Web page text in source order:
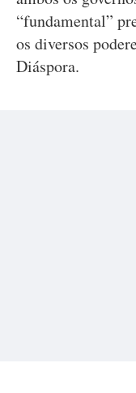
“fundamental”
os diversos
Diáspora.